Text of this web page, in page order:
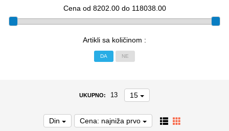
Cena od 8202.00 do 118038.00
Artikli sa količinom :
DA NE
UKUPNO: 13 15
Din Cena: najniža prvo